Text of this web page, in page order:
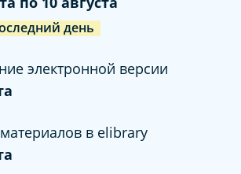
день
электронной версии
в elibrary